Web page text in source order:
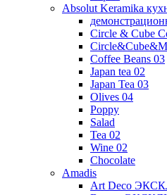
Absolut Keramika
Circle & Cube
Coffee Beans 03
Japan tea 02
Japan Tea 03
Olives 04
Poppy
Salad
Tea 02
Wine 02
Chocolate
Amadis
Art Deco